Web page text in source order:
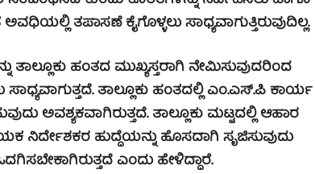
ತಪಾಸಣೆ ಕೈಗೊಳ್ಳಲು ಸಾಧ್ಯವಾಗುತ್ತಿರುವುದಿಲ್ಲ.
ಹಂತದ ಮುಖ್ಯಸ್ತರಾಗಿ ನೇಮಿಸುವುದರಿಂದ
ತಾಲ್ಲೂಕು ಹಂತದಲ್ಲಿ ಎಂ.ಎಸ್.ಪಿ ಕಾರ್ಯ
ಅವಶ್ಯಕವಾಗಿರುತ್ತದೆ. ತಾಲ್ಲೂಕು ಮಟ್ಟದಲ್ಲಿ ಆಹಾರ
ನಿರ್ದೇಶಕರ ಹುದ್ದೆಯನ್ನು ಹೊಸದಾಗಿ ಸೃಜಿಸುವುದು
ಎಂದು ಹೇಳಿದ್ದಾರೆ.